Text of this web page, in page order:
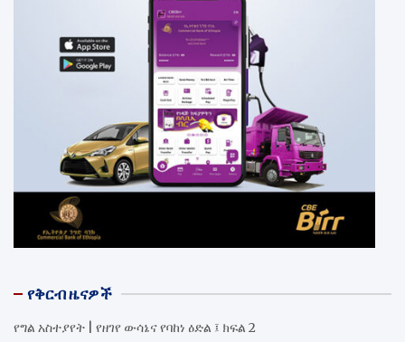
የቅርብ ዜናዎች
የግል አስተያየት | የዘገየ ውሳኔና የባከነ ዕድል ፤ ክፍል 2